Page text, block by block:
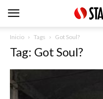
Inicio Tags Got Soul?
Tag: Got Soul?